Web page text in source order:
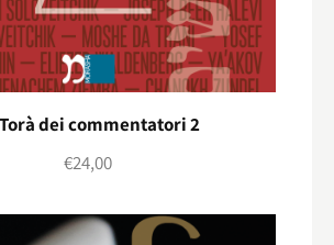
dei commentatori 2
€24,00